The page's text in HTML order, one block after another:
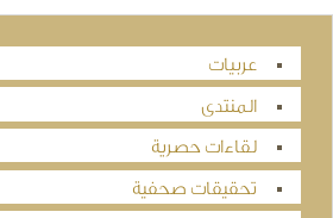
عربيات
المنتدى
لقاءات حصرية
تحقيقات صحفية